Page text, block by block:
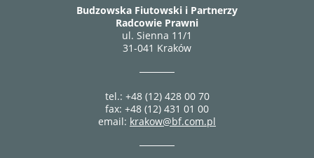
Budzowska Fiutowski i Partnerzy
Radcowie Prawni
ul. Sienna 11/1
31-041 Kraków
tel.: +48 (12) 428 00 70
fax: +48 (12) 431 01 00
email: krakow@bf.com.pl